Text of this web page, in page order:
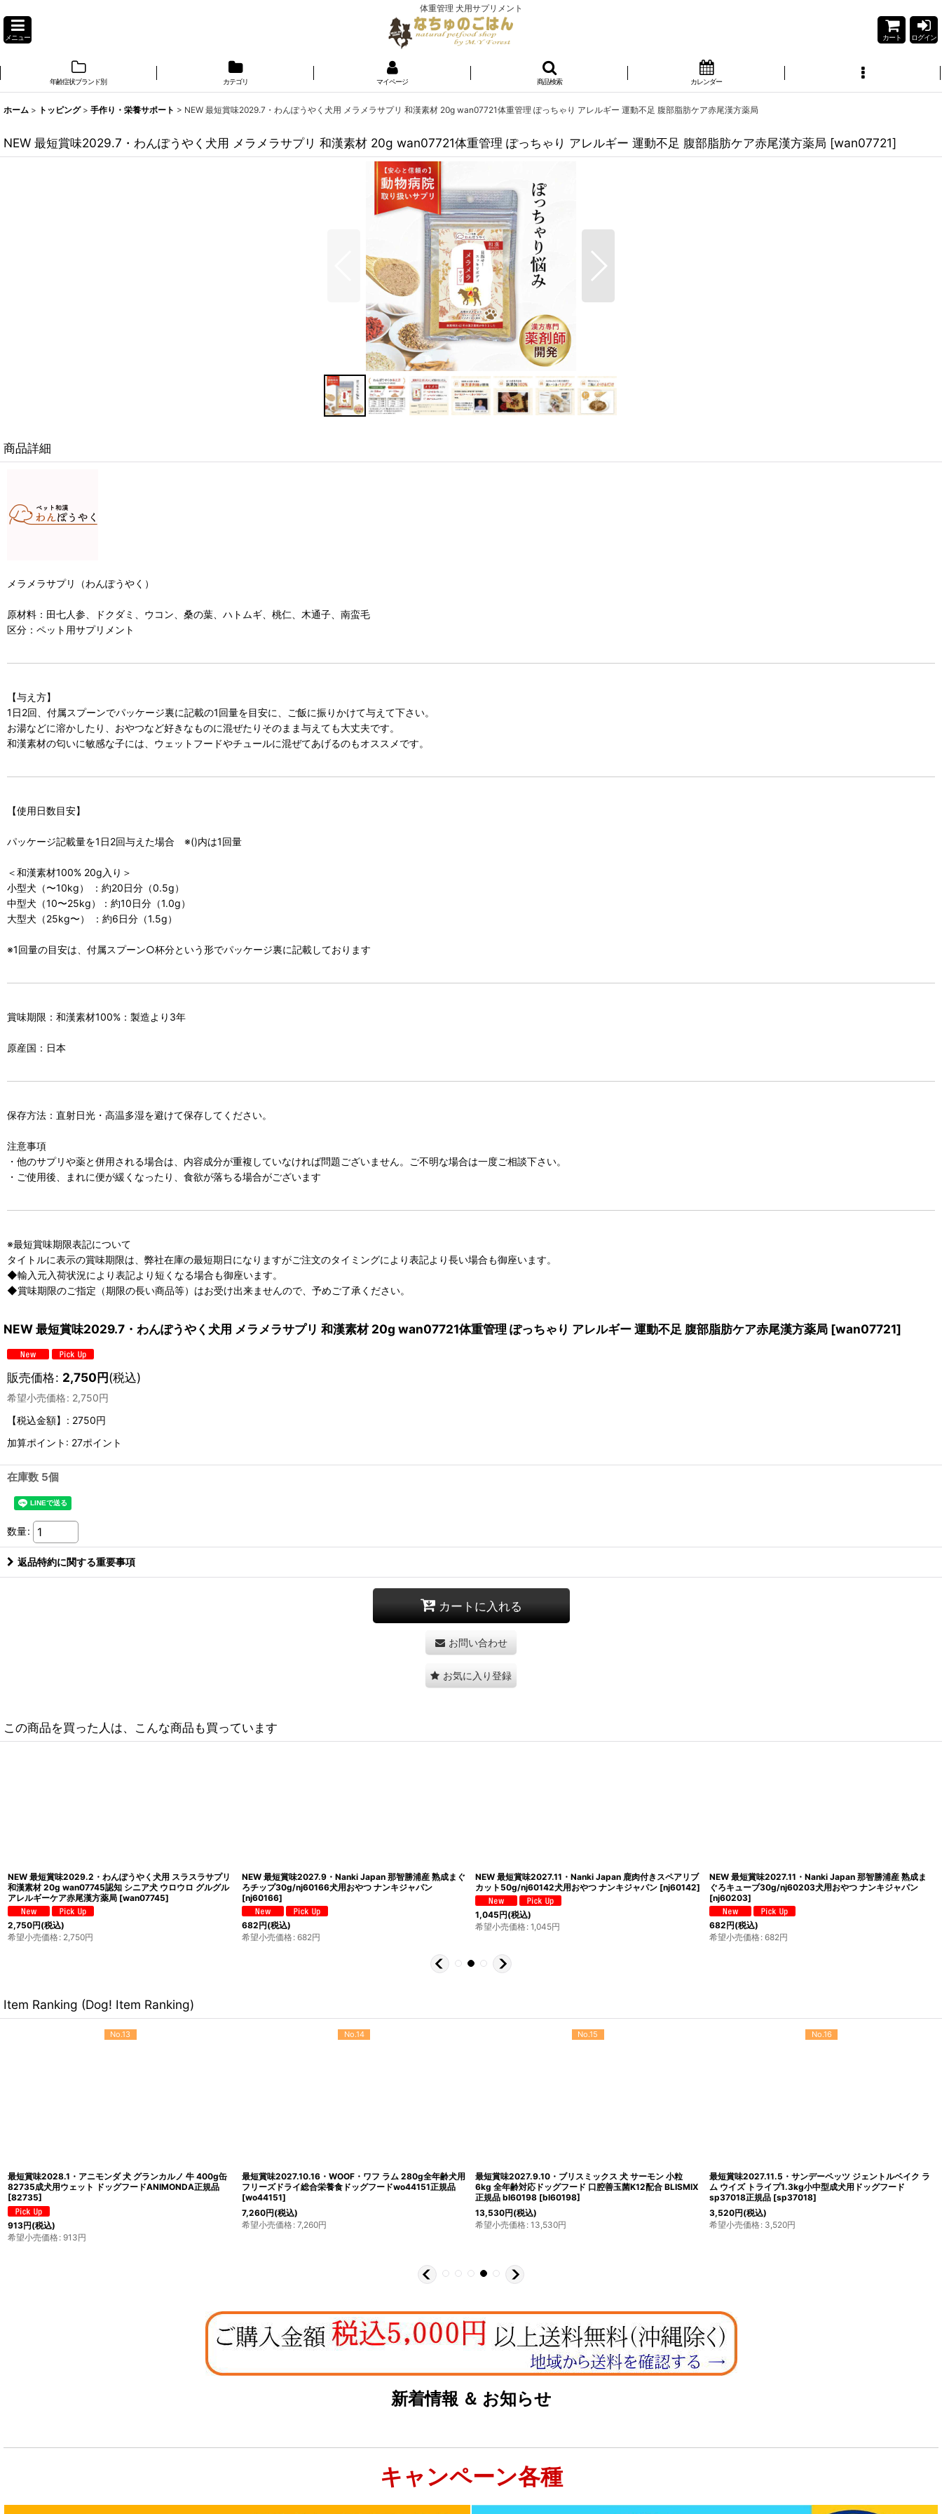
体重管理 犬用サプリメント
メニュー カート ログイン
年齢症状ブランド別 カテゴリ マイページ 商品検索 カレンダー
ホーム > トッピング > 手作り・栄養サポート > NEW 最短賞味2029.7・わんぽうやく犬用 メラメラサプリ 和漢素材 20g wan07721体重管理 ぽっちゃり アレルギー 運動不足 腹部脂肪ケア赤尾漢方薬局
NEW 最短賞味2029.7・わんぽうやく犬用 メラメラサプリ 和漢素材 20g wan07721体重管理 ぽっちゃり アレルギー 運動不足 腹部脂肪ケア赤尾漢方薬局 [wan07721]
商品詳細
メラメラサプリ（わんぽうやく）
原材料：田七人参、ドクダミ、ウコン、桑の葉、ハトムギ、桃仁、木通子、南蛮毛
区分：ペット用サプリメント
【与え方】
1日2回、付属スプーンでパッケージ裏に記載の1回量を目安に、ご飯に振りかけて与えて下さい。
お湯などに溶かしたり、おやつなど好きなものに混ぜたりそのまま与えても大丈夫です。
和漢素材の匂いに敏感な子には、ウェットフードやチュールに混ぜてあげるのもオススメです。
【使用日数目安】
パッケージ記載量を1日2回与えた場合 ※()内は1回量
＜和漢素材100% 20g入り＞
小型犬（〜10kg） ：約20日分（0.5g）
中型犬（10〜25kg）：約10日分（1.0g）
大型犬（25kg〜） ：約6日分（1.5g）
※1回量の目安は、付属スプーン○杯分という形でパッケージ裏に記載しております
賞味期限：和漢素材100%：製造より3年
原産国：日本
保存方法：直射日光・高温多湿を避けて保存してください。
注意事項
・他のサプリや薬と併用される場合は、内容成分が重複していなければ問題ございません。ご不明な場合は一度ご相談下さい。
・ご使用後、まれに便が緩くなったり、食欲が落ちる場合がございます
※最短賞味期限表記について
タイトルに表示の賞味期限は、弊社在庫の最短期日になりますがご注文のタイミングにより表記より長い場合も御座います。
◆輸入元入荷状況により表記より短くなる場合も御座います。
◆賞味期限のご指定（期限の長い商品等）はお受け出来ませんので、予めご了承ください。
NEW 最短賞味2029.7・わんぽうやく犬用 メラメラサプリ 和漢素材 20g wan07721体重管理 ぽっちゃり アレルギー 運動不足 腹部脂肪ケア赤尾漢方薬局 [wan07721]
販売価格: 2,750円(税込)
希望小売価格: 2,750円
【税込金額】
: 2750円
加算ポイント: 27ポイント
在庫数 5個
数量:
返品特約に関する重要事項
カートに入れる
お問い合わせ
お気に入り登録
この商品を買った人は、こんな商品も買っています
Japan 那智勝浦産 熟成ま
用おやつ ナンキジャパン
NEW 最短賞味2029.6・わんぽうやく犬用 メンエキサプリ
和漢素材 20g wan07769免疫力 腫瘍 赤尾漢方薬局
[wan07769
NEW 最短賞味2029.5・わんぽうやく犬用 ドロとけサプリ
和漢素材 20g wan07158ストルバイトケア 胆泥ケア赤尾
NEW 最短賞味2029.6・わんぽうやく犬用 かゆピタサプリ
和漢素材 20g wan07646肌トラブル ブツブツ 肌の赤み 皮
wan07646]
最短賞味2027.11・Smiley
とさか 29g全年齢犬用お
Item Ranking (Dog! Item Ranking)
No.13
最短賞味2028.1・アニモンダ 犬 グランカルノ 牛 400g缶
82735成犬用ウェット ドッグフードANIMONDA正規品
[82735]
913円(税込)
希望小売価格: 913円
No.14
最短賞味2027.10.16・WOOF・ワフ ラム 280g全年齢犬用
フリーズドライ総合栄養食ドッグフードwo44151正規品
[wo44151]
7,260円(税込)
希望小売価格: 7,260円
No.15
最短賞味2027.9.10・ブリスミックス 犬 サーモン 小粒
6kg 全年齢対応ドッグフード 口腔善玉菌K12配合 BLISMIX
正規品 bl60198 [bl60198]
13,530円(税込)
希望小売価格: 13,530円
No.16
最短賞味2027.11.5・サンデーペッツ ジェントルベイク ラ
ム ウイズ トライプ1.3kg小中型成犬用ドッグフード
sp37018正規品 [sp37018]
3,520円(税込)
希望小売価格: 3,520円
新着情報 ＆ お知らせ
キャンペーン各種